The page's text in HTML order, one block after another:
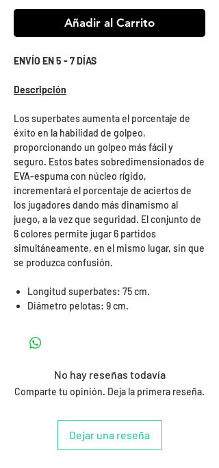
Añadir al Carrito
ENVÍO EN 5 - 7 DÍAS
Descripción
Los superbates aumenta el porcentaje de
éxito en la habilidad de golpeo,
proporcionando un golpeo más fácil y
seguro. Estos bates sobredimensionados de
EVA-espuma con núcleo rígido,
incrementará el porcentaje de aciertos de
los jugadores dando más dinamismo al
juego, a la vez que seguridad. El conjunto de
6 colores permite jugar 6 partidos
simultáneamente, en el mismo lugar, sin que
se produzca confusión.
Longitud superbates: 75 cm.
Diámetro pelotas: 9 cm.
No hay reseñas todavía
Comparte tu opinión. Deja la primera reseña.
Dejar una reseña